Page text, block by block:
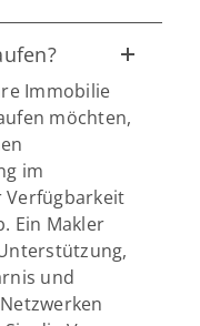
Immobilie
möchten,
im
Ein Makler
und